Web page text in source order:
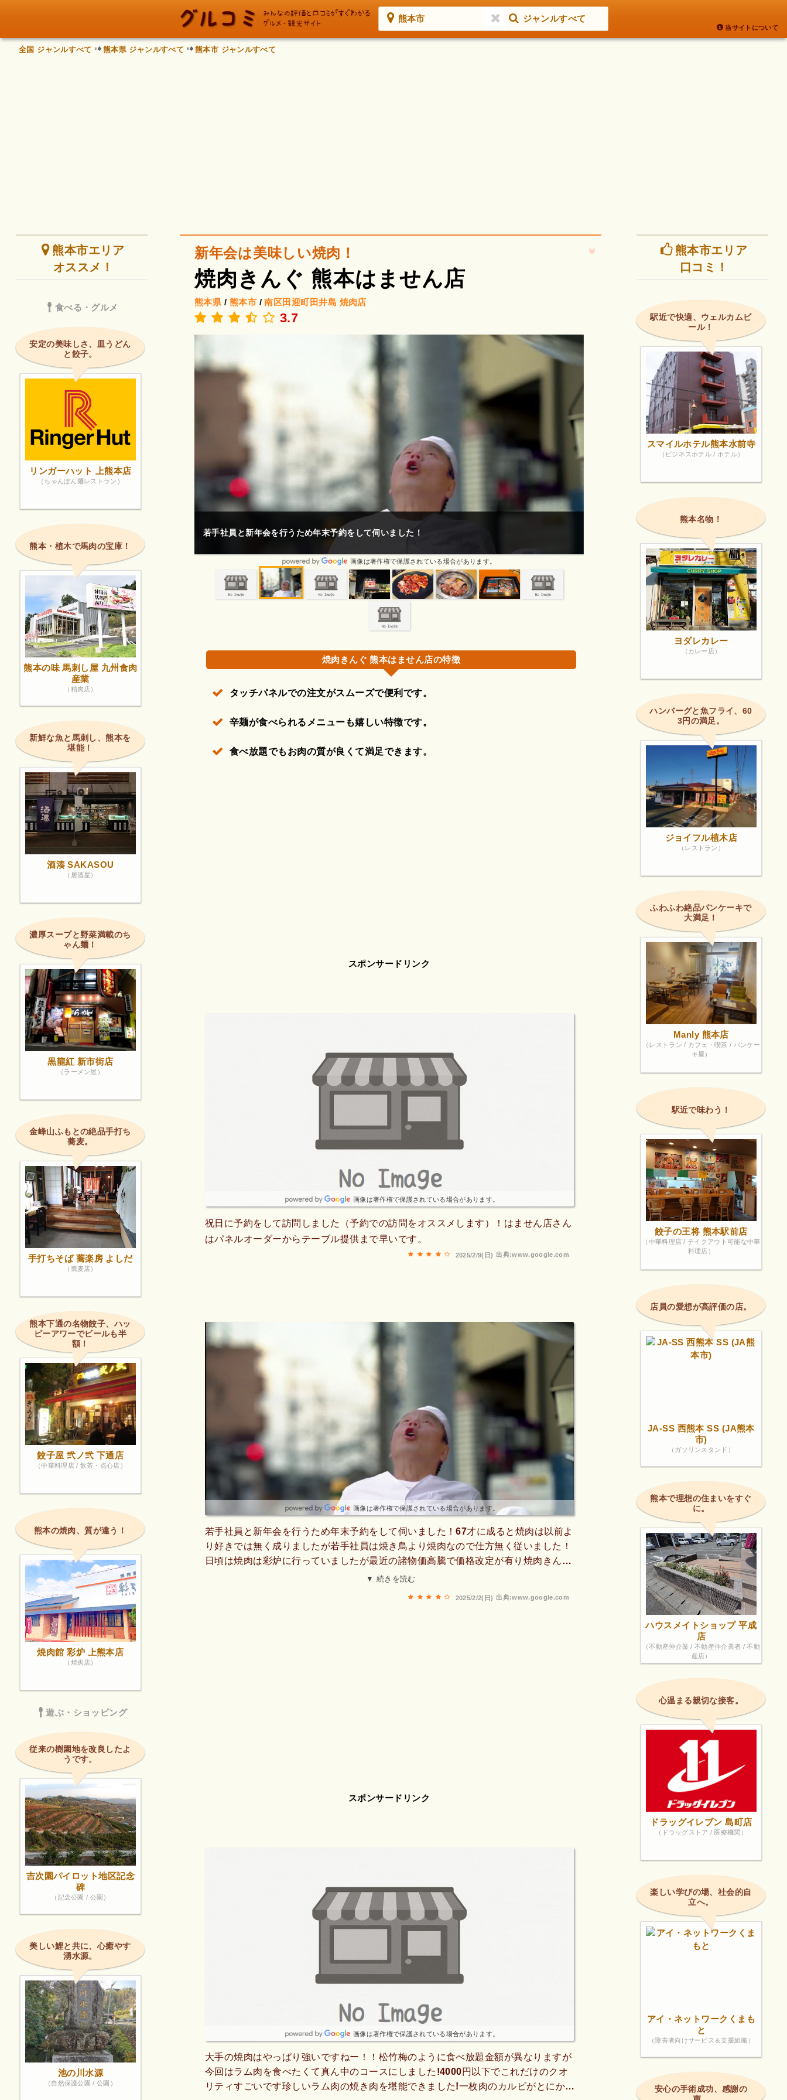
熊本市 ジャンルすべて
当サイトについて
全国 ジャンルすべて 熊本県 ジャンルすべて 熊本市 ジャンルすべて
新年会は美味しい焼肉！
焼肉きんぐ 熊本はません店
熊本県 / 熊本市 /南区田迎町田井島 焼肉店
3.7
した！
保護されている場合があります。
大手の焼肉はやっぱり強いですねー！
画像は著作権で保護されている場合があります。
とてもよかったです。
画像は著作権
焼肉きんぐ 熊本はません店の特徴
タッチパネルでの注文がスムーズで便利です。
辛麺が食べられるメニューも嬉しい特徴です。
食べ放題でもお肉の質が良くて満足できます。
スポンサードリンク
画像は著作権で保護されている場合があります。
祝日に予約をして訪問しました（予約での訪問をオススメします）！はません店さん
はパネルオーダーからテーブル提供まで早いです。
出典:www.google.com
2025/2/9(日)
画像は著作権で保護されている場合があります。
若手社員と新年会を行うため年末予約をして伺いました！67才に成ると焼肉は以前よ
り好きでは無く成りましたが若手社員は焼き鳥より焼肉なので仕方無く従いました！
日頃は焼肉は彩炉に行っていましたが最近の諸物価高騰で価格改定が有り焼肉きんぐ
を食べた事が無かったので楽しみにしていました！店内はお客様が多くザワザワした
違い少し手間取りました！お肉、ホルモン等種類も多いので選ぶのぎ大変でした！65
▼ 続きを読む
出典:www.google.com
2025/2/2(日)
スポンサードリンク
画像は著作権で保護されている場合があります。
大手の焼肉はやっぱり強いですねー！！松竹梅のように食べ放題金額が異なりますが
今回はラム肉を食べたくて真ん中のコースにしました!4000円以下でこれだけのクオ
リティすごいです珍しいラム肉の焼き肉を堪能できました!一枚肉のカルビがとにかく
熊本市エリア
オススメ！
食べる・グルメ
安定の美味しさ、皿うどん
と餃子。
リンガーハット 上熊本店
（ちゃんぽん麺レストラン）
熊本・植木で馬肉の宝庫！
熊本の味 馬刺し屋 九州食肉
産業
（精肉店）
新鮮な魚と馬刺し、熊本を
堪能！
酒湊 SAKASOU
（居酒屋）
濃厚スープと野菜満載のち
ゃん麺！
黒龍紅 新市街店
（ラーメン屋）
金峰山ふもとの絶品手打ち
蕎麦。
手打ちそば 蕎楽房 よしだ
（蕎麦店）
熊本下通の名物餃子、ハッ
ピーアワーでビールも半
額！
餃子屋 弐ノ弐 下通店
（中華料理店 / 飲茶・点心店）
熊本の焼肉、質が違う！
焼肉館 彩炉 上熊本店
（焼肉店）
遊ぶ・ショッピング
従来の樹園地を改良したよ
うです。
吉次園パイロット地区記念
碑
（記念公園 / 公園）
美しい鯉と共に、心癒やす
湧水源。
池の川水源
（自然保護公園 / 公園）
熊本市エリア
口コミ！
駅近で快適、ウェルカムビ
ール！
スマイルホテル熊本水前寺
（ビジネスホテル / ホテル）
熊本名物！
ヨダレカレー
（カレー店）
ハンバーグと魚フライ、60
3円の満足。
ジョイフル植木店
（レストラン）
ふわふわ絶品パンケーキで
大満足！
Manly 熊本店
（レストラン / カフェ・喫茶 / パンケー
キ屋）
駅近で味わう！
餃子の王将 熊本駅前店
（中華料理店 / テイクアウト可能な中華
料理店）
店員の愛想が高評価の店。
JA-SS 西熊本 SS (JA熊本
市)
（ガソリンスタンド）
熊本で理想の住まいをすぐ
に。
ハウスメイトショップ 平成
店
（不動産仲介業 / 不動産仲介業者 / 不動
産店）
心温まる親切な接客。
ドラッグイレブン 島町店
（ドラッグストア / 医療機関）
楽しい学びの場、社会的自
立へ。
アイ・ネットワークくまも
と
（障害者向けサービス＆支援組織）
安心の手術成功、感謝の